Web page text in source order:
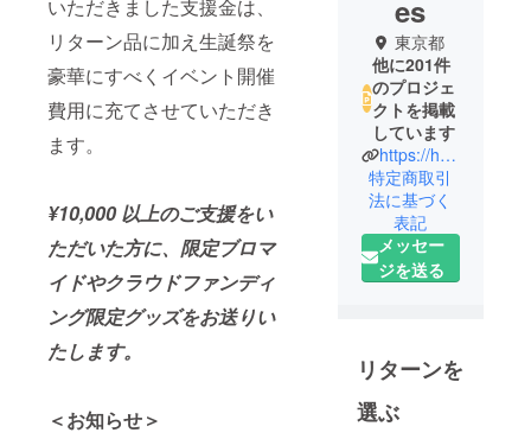
いただきました支援金は、
リターン品に加え生誕祭を
豪華にすべくイベント開催
費用に充てさせていただき
ます。
¥10,000 以上のご支援をい
ただいた方に、限定ブロマ
イドやクラウドファンディ
ング限定グッズをお送りい
たします。
＜お知らせ＞
es
東京都
他に201件
のプロジェ
クトを掲載
しています
https://heroines.jp/#/
特定商取引
法に基づく
表記
メッセー
ジを送る
リターンを
選ぶ